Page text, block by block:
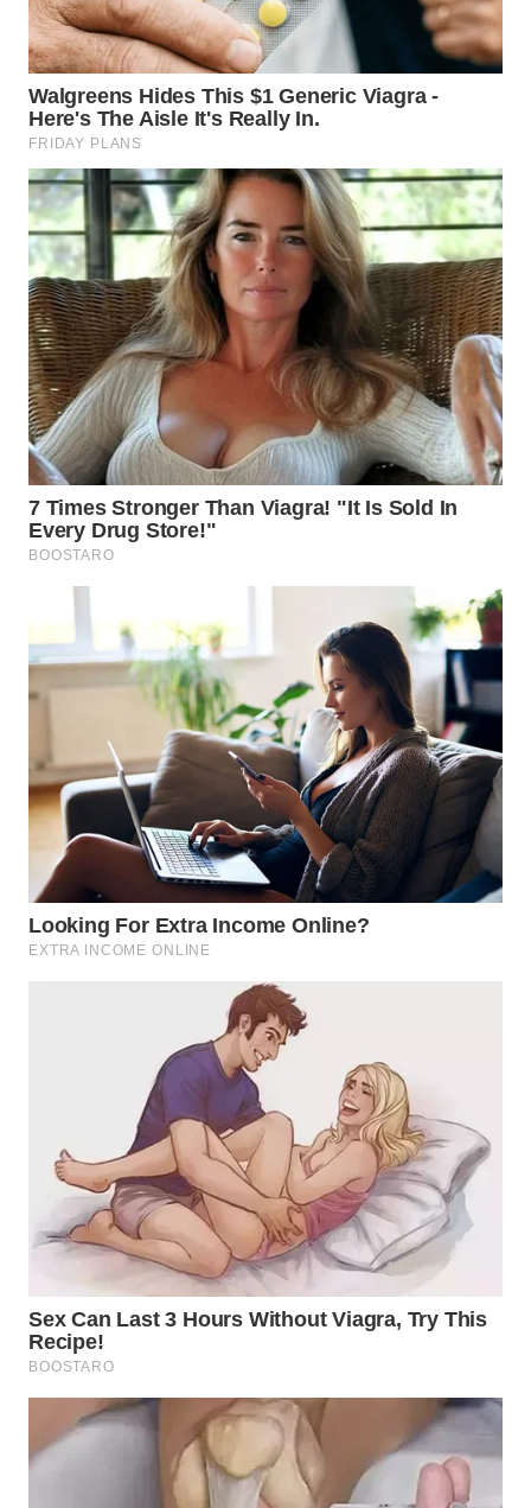
BOGOR
WN
DEPOK
TAPANULI
UTARA
WN
SAMOSIR
WN
PADANG
LAWAS
WN
SUMEDANG
WN
CIANJUR
KEPULAUAN
WN
TANGERANG
WN
BINJAI
WN
WN
MAJALENGKA
WN
SUBANG
WN
SUKABUMI